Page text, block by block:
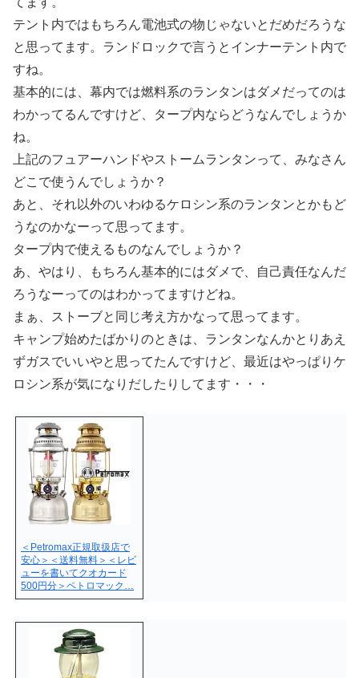
テント内ではもちろん電池式の物じゃないとだめだろうな
と思ってます。ランドロックで言うとインナーテント内で
すね。
基本的には、幕内では燃料系のランタンはダメだってのは
わかってるんですけど、タープ内ならどうなんでしょうか
ね。
上記のフュアーハンドやストームランタンって、みなさん
どこで使うんでしょうか？
あと、それ以外のいわゆるケロシン系のランタンとかもど
うなのかなーって思ってます。
タープ内で使えるものなんでしょうか？
あ、やはり、もちろん基本的にはダメで、自己責任なんだ
ろうなーってのはわかってますけどね。
まぁ、ストーブと同じ考え方かなって思ってます。
キャンプ始めたばかりのときは、ランタンなんかとりあえ
ずガスでいいやと思ってたんですけど、最近はやっぱりケ
ロシン系が気になりだしたりしてます・・・
＜Petromax正規取扱店で
安心＞＜送料無料＞＜レビ
ューを書いてクオカード
500円分＞ペトロマック…